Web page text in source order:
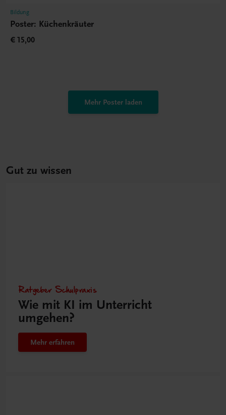
Bildung
Poster: Küchenkräuter
€ 15,00
Mehr Poster laden
Gut zu wissen
Ratgeber Schulpraxis
Wie mit KI im Unterricht
umgehen?
Mehr erfahren